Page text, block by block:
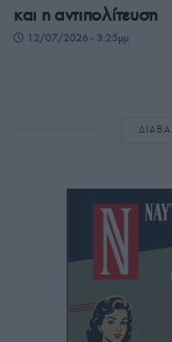
και η αντιπολίτευση
12/07/2026 - 3:25μμ